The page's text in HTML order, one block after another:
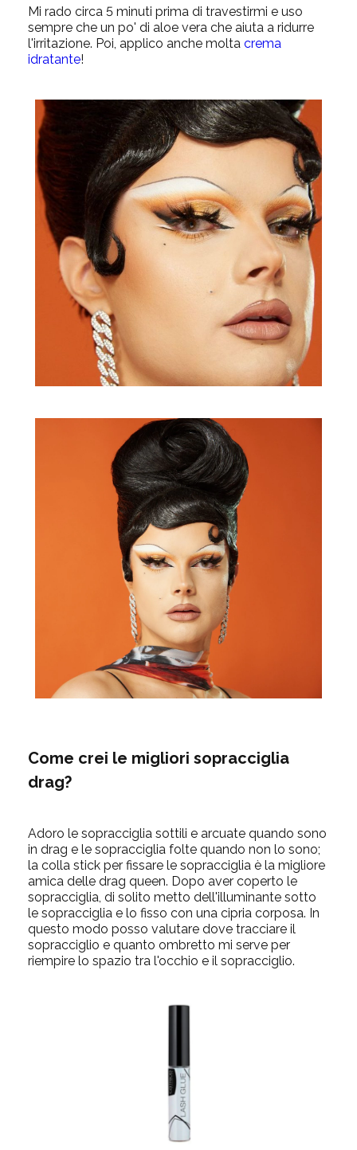
Mi rado circa 5 minuti prima di travestirmi e uso
sempre che un po' di aloe vera che aiuta a ridurre
l'irritazione. Poi, applico anche molta crema
idratante!
Come crei le migliori sopracciglia
drag?
Adoro le sopracciglia sottili e arcuate quando sono
in drag e le sopracciglia folte quando non lo sono;
la colla stick per fissare le sopracciglia è la migliore
amica delle drag queen. Dopo aver coperto le
sopracciglia, di solito metto dell'illuminante sotto
le sopracciglia e lo fisso con una cipria corposa. In
questo modo posso valutare dove tracciare il
sopracciglio e quanto ombretto mi serve per
riempire lo spazio tra l'occhio e il sopracciglio.